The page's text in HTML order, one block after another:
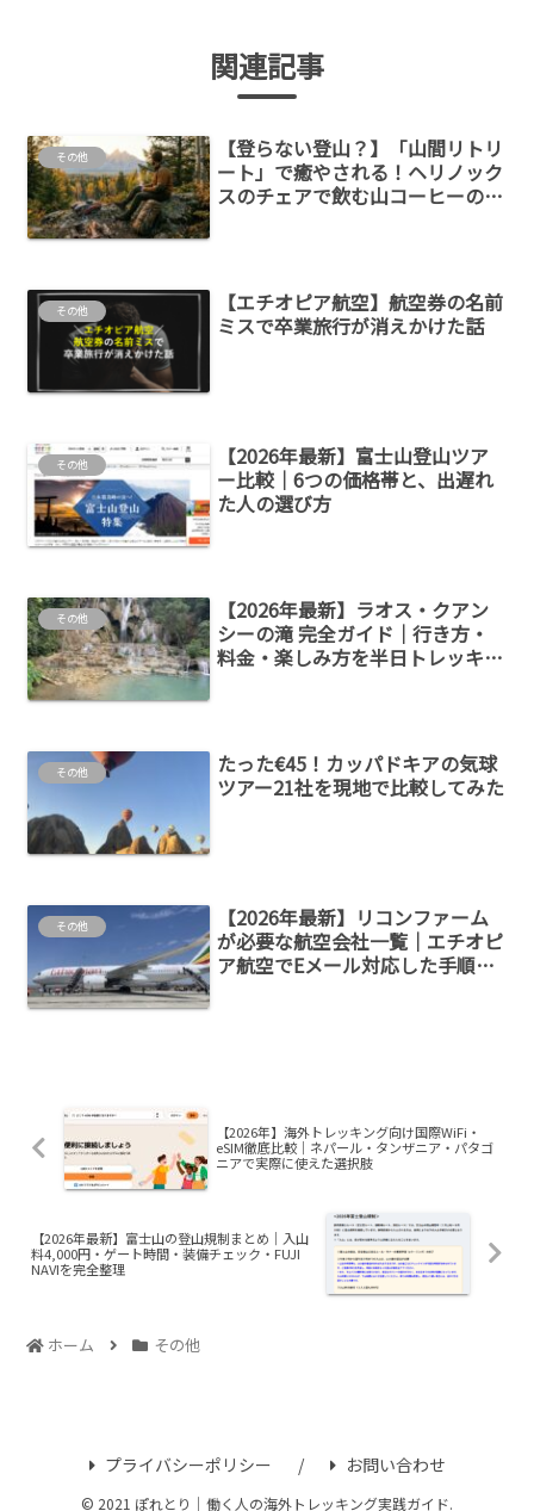
関連記事
その他
【登らない登山？】「山間リトリ
ート」で癒やされる！ヘリノック
スのチェアで飲む山コーヒーの始
その他
【エチオピア航空】航空券の名前
ミスで卒業旅行が消えかけた話
その他
【2026年最新】富士山登山ツア
ー比較｜6つの価格帯と、出遅れ
た人の選び方
その他
【2026年最新】ラオス・クアン
シーの滝 完全ガイド｜行き方・
料金・楽しみ方を半日トレッキン
その他
たった€45！カッパドキアの気球
ツアー21社を現地で比較してみた
その他
【2026年最新】リコンファーム
が必要な航空会社一覧｜エチオピ
ア航空でEメール対応した手順を
【2026年】海外トレッキング向け国際WiFi・
eSIM徹底比較｜ネパール・タンザニア・パタゴ
ニアで実際に使えた選択肢
【2026年最新】富士山の登山規制まとめ｜入山
料4,000円・ゲート時間・装備チェック・FUJI
NAVIを完全整理
ホーム その他
プライバシーポリシー お問い合わせ
© 2021 ぽれとり｜働く人の海外トレッキング実践ガイド.